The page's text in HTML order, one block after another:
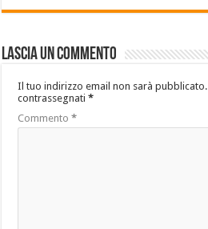
Lascia un commento
Il tuo indirizzo email non sarà pubblicato.
contrassegnati*
Commento*